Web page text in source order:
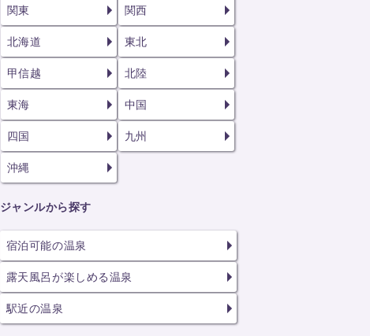
関東 関西
北海道 東北
甲信越 北陸
東海 中国
四国 九州
沖縄
ジャンルから探す
宿泊可能の温泉
露天風呂が楽しめる温泉
駅近の温泉